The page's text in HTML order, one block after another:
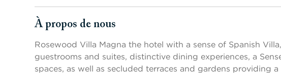
À propos de nous
Appuyer sur les touches Espace ou Entrée pour activer/désactiver la
Rosewood Villa Magna the hotel with a sense of Spanish
guestrooms and suites, distinctive dining experiences, a
spaces, as well as secluded terraces and gardens providing